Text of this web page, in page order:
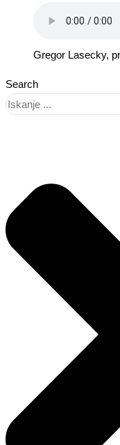
Gregor Lasecky,
Search